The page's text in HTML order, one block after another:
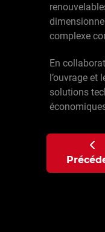
complexe
En
l’ouvrage et
solutions